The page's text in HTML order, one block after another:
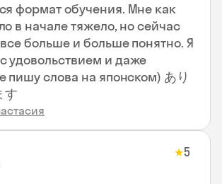
формат обучения. Мне как
в начале тяжело, но сейчас
больше и больше понятно. Я
удовольствием и даже
пишу слова на японском) あり
す
★5